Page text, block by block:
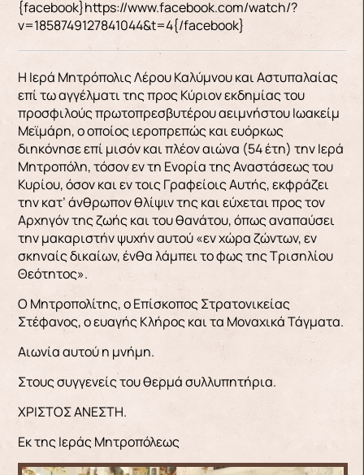
{facebook}https://www.facebook.com/watch/?
v=1858749127841044&t=4{/facebook}
Η Ιερά Μητρόπολις Λέρου Καλύμνου και Αστυπαλαίας
επί τω αγγέλματι της προς Κύριον εκδημίας του
προσφιλούς πρωτοπρεσβυτέρου αειμνήστου Ιωακείμ
Μεϊμάρη, ο οποίος ιεροπρεπώς και ευόρκως
διηκόνησε επί μισόν και πλέον αιώνα (54 έτη) την Ιερά
Μητροπόλη, τόσον εν τη Ενορία της Αναστάσεως του
Κυρίου, όσον και εν τοις Γραφείοις Αυτής, εκφράζει
την κατ’ άνθρωπον θλίψιν της και εύχεται προς τον
Αρχηγόν της ζωής και του θανάτου, όπως αναπαύσει
την μακαριστήν ψυχήν αυτού «εν χώρα ζώντων, εν
σκηναίς δικαίων, ένθα λάμπει το φως της Τρισηλίου
Θεότητος».
Ο Μητροπολίτης, ο Επίσκοπος Στρατονικείας
Στέφανος, ο ευαγής Κλήρος και τα Μοναχικά Τάγματα.
Αιωνία αυτού η μνήμη.
Στους συγγενείς του θερμά συλλυπητήρια.
ΧΡΙΣΤΟΣ ΑΝΕΣΤΗ.
Εκ της Ιεράς Μητροπόλεως